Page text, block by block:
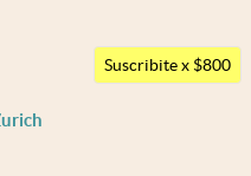
Argentina
Suscribite x $800